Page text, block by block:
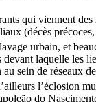
qui viennent
(décès
urbain, et
devant laquelle les
sein de réseaux
l’éclosion
do